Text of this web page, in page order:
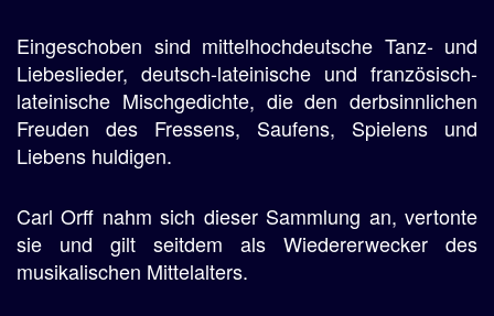
Eingeschoben sind mittelhochdeutsche Tanz- und
Liebeslieder, deutsch-lateinische und französisch-
lateinische Mischgedichte, die den derbsinnlichen
Freuden des Fressens, Saufens, Spielens und
Liebens huldigen.
Carl Orff nahm sich dieser Sammlung an, vertonte
sie und gilt seitdem als Wiedererwecker des
musikalischen Mittelalters.